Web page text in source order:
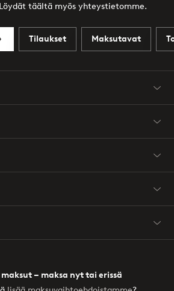
täältä myös yhteystietomme.
Tilaukset Maksutavat
– maksa nyt tai erissä